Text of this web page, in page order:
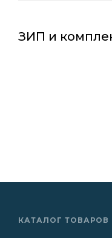
ЗИП и
КАТАЛОГ ТОВАРОВ